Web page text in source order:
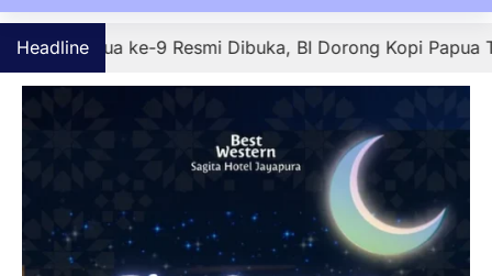
Headline
ke-9 Resmi Dibuka, BI Dorong Kopi Papua Tembus